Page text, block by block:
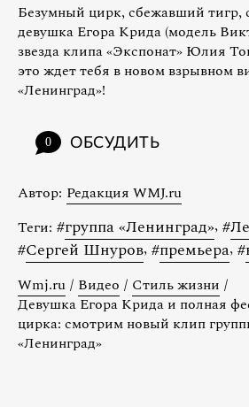
Безумный цирк, сбежавший тигр,
девушка Егора Крида (модель
звезда клипа «Экспонат» Юлия
это ждет тебя в новом взрывном
«Ленинград»!
0 ОБСУДИТЬ
Автор: Редакция WMJ.ru
Теги: #группа «Ленинград», #
#Сергей Шнуров, #премьера, #
Wmj.ru / Видео / Стиль жизни /
Девушка Егора Крида и полная
цирка: смотрим новый клип
«Ленинград»